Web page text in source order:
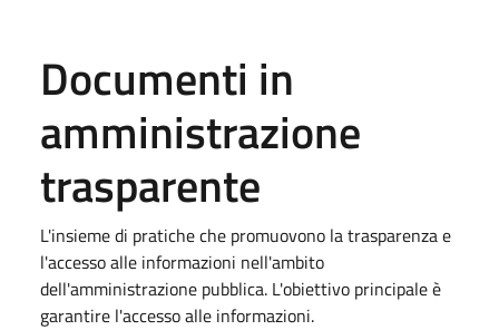
Documenti in
amministrazione
trasparente
L'insieme di pratiche che promuovono la trasparenza e
l'accesso alle informazioni nell'ambito
dell'amministrazione pubblica. L'obiettivo principale è
garantire l'accesso alle informazioni.